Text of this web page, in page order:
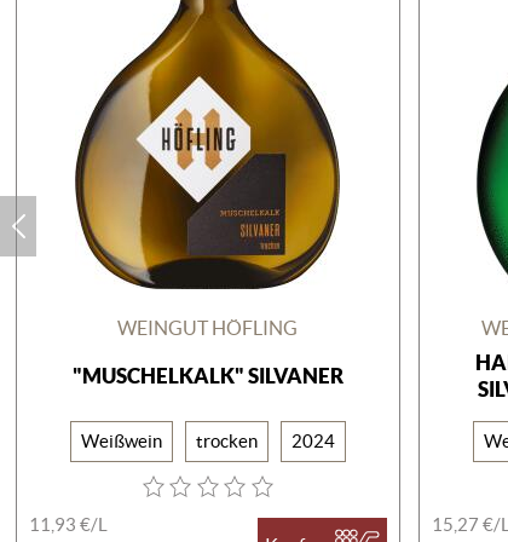
WEINGUT HÖFLING
"MUSCHELKALK" SILVANER
Weißwein trocken 2024
11,93 €/L 15,27 €/L